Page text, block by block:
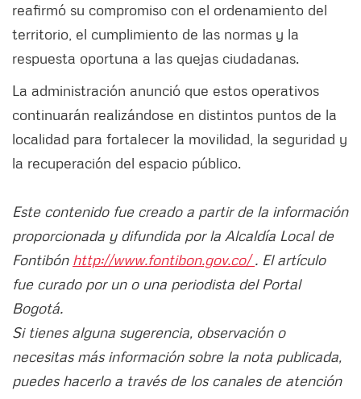
reafirmó su compromiso con el ordenamiento del
territorio, el cumplimiento de las normas y la
respuesta oportuna a las quejas ciudadanas.
La administración anunció que estos operativos
continuarán realizándose en distintos puntos de la
localidad para fortalecer la movilidad, la seguridad y
la recuperación del espacio público.
Este contenido fue creado a partir de la información
proporcionada y difundida por la Alcaldía Local de
Fontibón http://www.fontibon.gov.co/. El artículo
fue curado por un o una periodista del Portal
Bogotá.
Si tienes alguna sugerencia, observación o
necesitas más información sobre la nota publicada,
puedes hacerlo a través de los canales de atención